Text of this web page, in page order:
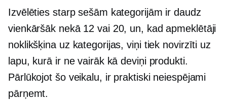
Izvēlēties starp sešām kategorijām ir daudz
vienkāršāk nekā 12 vai 20, un, kad apmeklētāji
noklikšķina uz kategorijas, viņi tiek novirzīti uz
lapu, kurā ir ne vairāk kā deviņi produkti.
Pārlūkojot šo veikalu, ir praktiski neiespējami
pārņemt.